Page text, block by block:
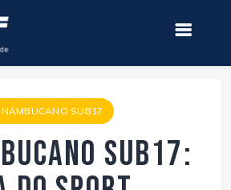
SUB17
Sub17: